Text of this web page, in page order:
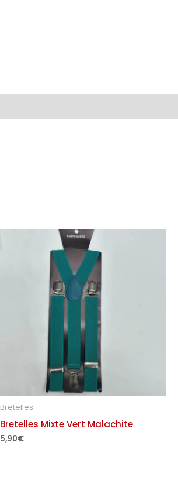
Bretelles
Bretelles Mixte Vert Malachite
5,90€